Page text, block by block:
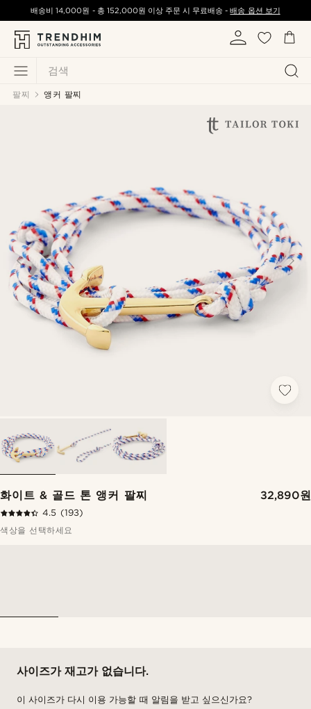
검색
배송비14,000원 - 총 152,000원 이상 주문 시 무료배송 -배송 옵션 보기
팔찌 앵커 팔찌
화이트 & 골드 톤 앵커 팔찌 32,890원
4.5 (193)
색상을 선택하세요
사이즈가 재고가 없습니다.
이 사이즈가 다시 이용 가능할 때 알림을 받고 싶으신가요?